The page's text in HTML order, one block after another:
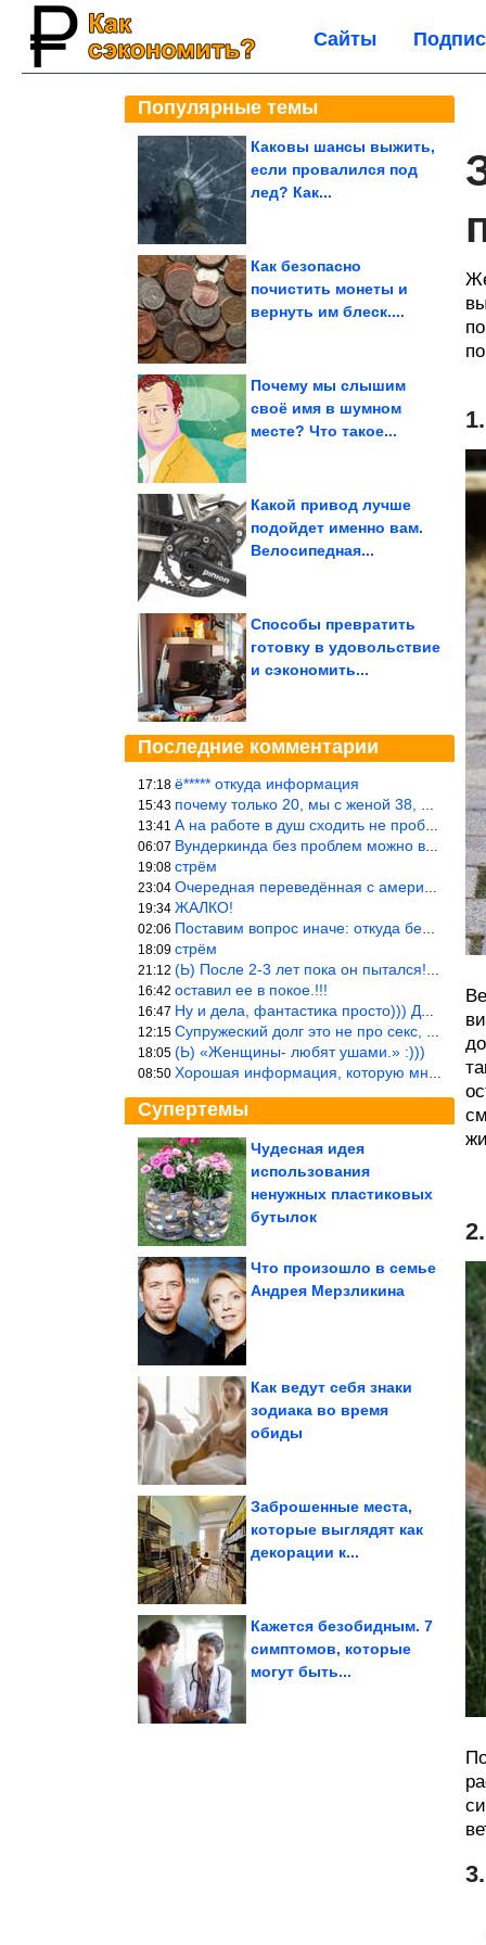
Сайты
Популярные темы
Каковы шансы выжить,
если провалился под
лед? Как...
Как безопасно
почистить монеты и
вернуть им блеск....
Почему мы слышим
своё имя в шумном
месте? Что такое...
Какой привод лучше
подойдет именно вам.
Велосипедная...
Способы превратить
готовку в удовольствие
и сэкономить...
Последние комментарии
17:18 ё***** откуда информация
15:43 почему только 20, мы с женой 38, называется ртутной свадьбой, гр
13:41 А на работе в душ сходить не пробовали?
06:07 Вундеркинда без проблем можно вырастить всего-то с максимально р
19:08 стрём
23:04 Очередная переведённая с американского статья. Не работает эта ф
19:34 ЖАЛКО!
02:06 Поставим вопрос иначе: откуда берётся столь зловредный феминизм?
18:09 стрём
21:12 (Ь) После 2-3 лет пока он пытался! :))) Учитывая, что кошки 10-1
16:42 оставил ее в покое.!!!
16:47 Ну и дела, фантастика просто))) Даже и добавить то нечего…
12:15 Супружеский долг это не про секс, это про Жизнь на Земле. Супруж
18:05 (Ь) «Женщины- любят ушами.» :)))
08:50 Хорошая информация, которую многим стоило бы взять на вооружение
Супертемы
«Смотри, вот мы и
феномен совместного...
Чудесная идея
использования
ненужных пластиковых
бутылок
Что произошло в семье
Андрея Мерзликина
Как ведут себя знаки
зодиака во время
обиды
Фотографии известных
Заброшенные места,
которые выглядят как
декорации к...
вызывают тревогу без
единого...
Кажется безобидным. 7
симптомов, которые
могут быть...